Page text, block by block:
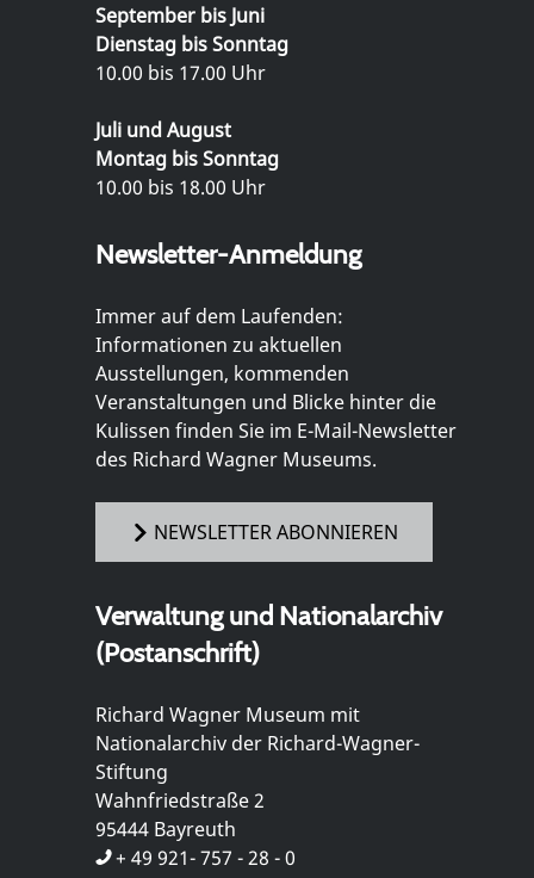
September bis Juni
Dienstag bis Sonntag
10.00 bis 17.00 Uhr
Juli und August
Montag bis Sonntag
10.00 bis 18.00 Uhr
Newsletter-Anmeldung
Immer auf dem Laufenden:
Informationen zu aktuellen
Ausstellungen, kommenden
Veranstaltungen und Blicke hinter die
Kulissen finden Sie im E-Mail-Newsletter
des Richard Wagner Museums.
NEWSLETTER ABONNIEREN
Verwaltung und Nationalarchiv
(Postanschrift)
Richard Wagner Museum mit
Nationalarchiv der Richard-Wagner-
Stiftung
Wahnfriedstraße 2
95444 Bayreuth
+ 49 921- 757 - 28 - 0